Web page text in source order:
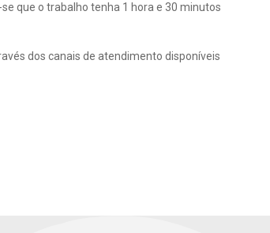
que o trabalho tenha 1 hora e 30 minutos
dos canais de atendimento disponíveis